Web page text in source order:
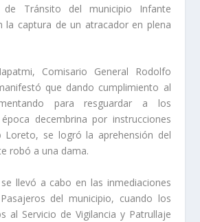
de Tránsito del municipio Infante
la captura de un atracador en plena
Comisario General Rodolfo
que dando cumplimiento al
para resguardar a los
decembrina por instrucciones
Loreto, se logró la aprehensión del
robó a una dama.
llevó a cabo en las inmediaciones
del municipio, cuando los
al Servicio de Vigilancia y Patrullaje